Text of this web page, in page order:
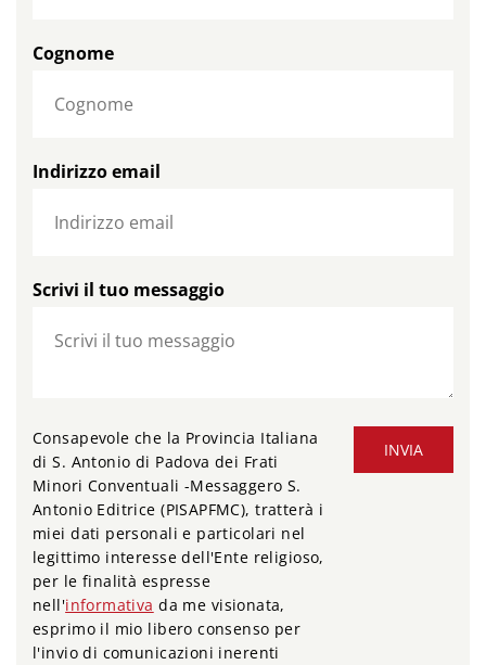
Cognome
Indirizzo email
Scrivi il tuo messaggio
INVIA
Consapevole che la Provincia Italiana
di S. Antonio di Padova dei Frati
Minori Conventuali -Messaggero S.
Antonio Editrice (PISAPFMC), tratterà i
miei dati personali e particolari nel
legittimo interesse dell'Ente religioso,
per le finalità espresse
nell'informativa da me visionata,
esprimo il mio libero consenso per
l'invio di comunicazioni inerenti